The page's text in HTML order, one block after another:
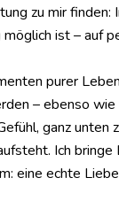
zu mir
ist – auf
purer
– ebenso
ganz unten
Ich bringe
eine echte